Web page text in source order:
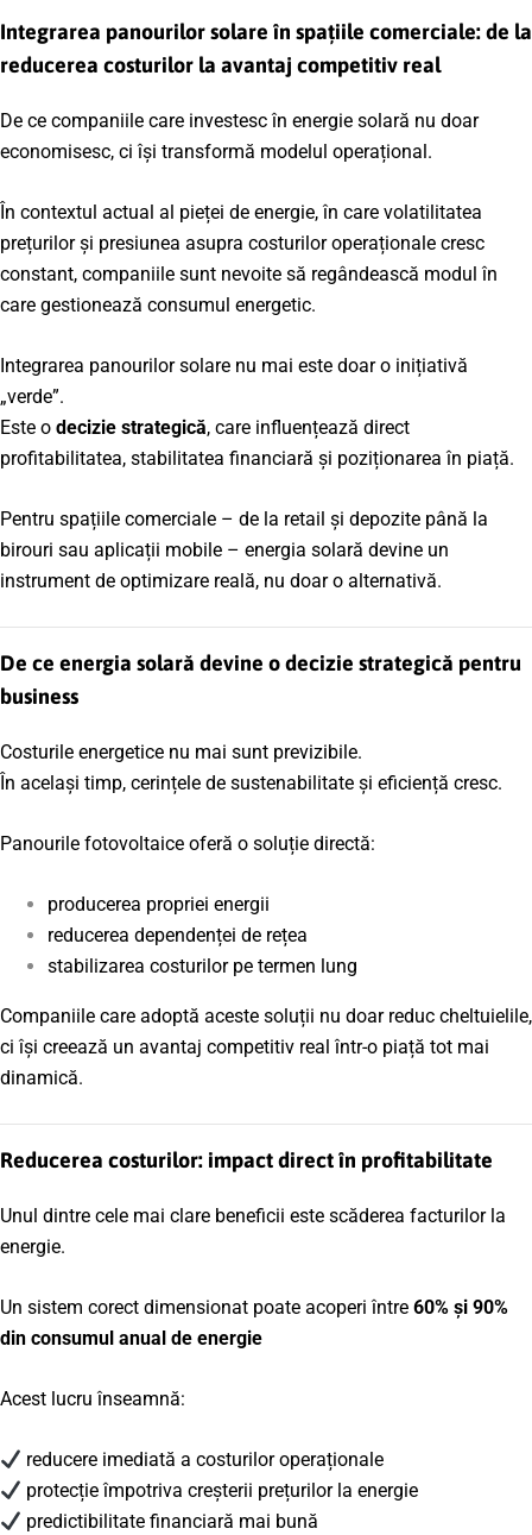
Integrarea panourilor solare în spațiile comerciale: de la
reducerea costurilor la avantaj competitiv real
De ce companiile care investesc în energie solară nu doar
economisesc, ci își transformă modelul operațional.
În contextul actual al pieței de energie, în care volatilitatea
prețurilor și presiunea asupra costurilor operaționale cresc
constant, companiile sunt nevoite să regândească modul în
care gestionează consumul energetic.
Integrarea panourilor solare nu mai este doar o inițiativă
„verde”.
Este o decizie strategică, care influențează direct
profitabilitatea, stabilitatea financiară și poziționarea în piață.
Pentru spațiile comerciale – de la retail și depozite până la
birouri sau aplicații mobile – energia solară devine un
instrument de optimizare reală, nu doar o alternativă.
De ce energia solară devine o decizie strategică pentru
business
Costurile energetice nu mai sunt previzibile.
În același timp, cerințele de sustenabilitate și eficiență cresc.
Panourile fotovoltaice oferă o soluție directă:
producerea propriei energii
reducerea dependenței de rețea
stabilizarea costurilor pe termen lung
Companiile care adoptă aceste soluții nu doar reduc cheltuielile,
ci își creează un avantaj competitiv real într-o piață tot mai
dinamică.
Reducerea costurilor: impact direct în profitabilitate
Unul dintre cele mai clare beneficii este scăderea facturilor la
energie.
Un sistem corect dimensionat poate acoperi între 60% și 90%
din consumul anual de energie
Acest lucru înseamnă:
reducere imediată a costurilor operaționale
protecție împotriva creșterii prețurilor la energie
predictibilitate financiară mai bună